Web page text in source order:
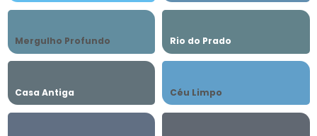
Mergulho Profundo Rio do Prado
Casa Antiga Céu Limpo